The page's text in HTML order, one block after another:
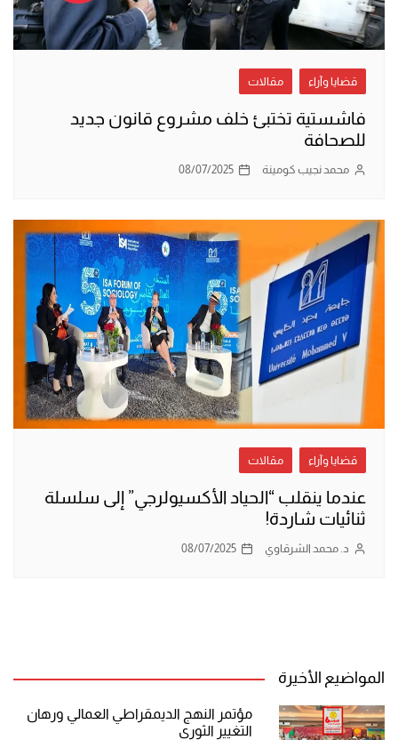
قضايا وآراء مقالات
فاشستية تختبئ خلف مشروع قانون جديد
للصحافة
محمد نجيب كومينة 08/07/2025
قضايا وآراء مقالات
عندما ينقلب “الحياد الأكسيولرجي” إلى سلسلة
ثنائيات شاردة!
د. محمد الشرقاوي 08/07/2025
المواضيع الأخيرة
مؤتمر النهج الديمقراطي العمالي ورهان
التغيير الثوري